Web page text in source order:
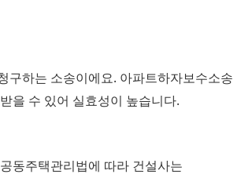
구하는 소송이에요. 아파트하자보수소송
을 수 있어 실효성이 높습니다.
동주택관리법에 따라 건설사는